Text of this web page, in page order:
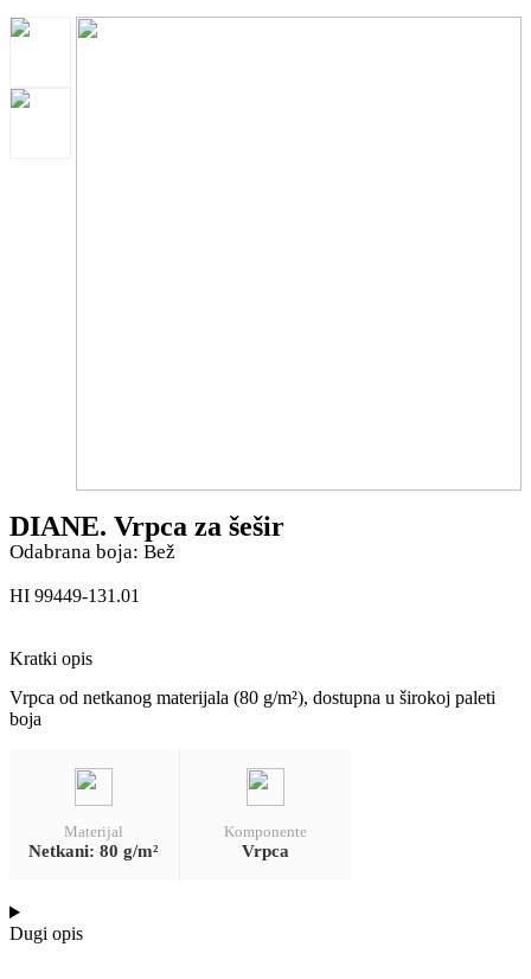
DIANE. Vrpca za šešir
Odabrana boja: Bež
HI 99449-131.01
Kratki opis
Vrpca od netkanog materijala (80 g/m²), dostupna u širokoj paleti
boja
Materijal
Netkani: 80 g/m²
Komponente
Vrpca
Dugi opis